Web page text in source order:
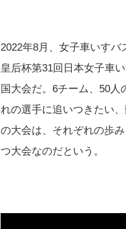
2022年8月、女子車いす
皇后杯第31回日本女子車
国大会だ。6チーム、50
れの選手に追いつきたい
の大会は、それぞれの歩
つ大会なのだという。